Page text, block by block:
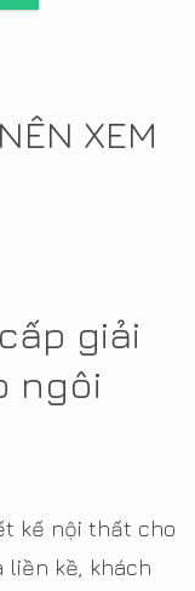
XEM
giải
ngôi
kế nội thất cho
liền kề, khách